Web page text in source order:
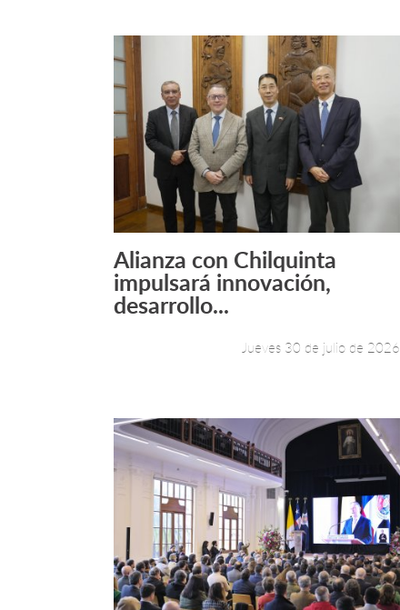
Leer más +
Alianza con Chilquinta
impulsará innovación,
desarrollo...
Jueves 30 de julio de 2026